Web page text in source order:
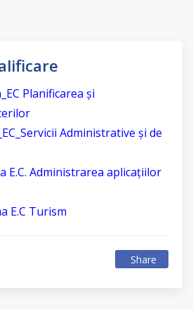
Planificarea și
Administrative și de
E.C. Administrarea aplicațiilor
E.C Turism
Share